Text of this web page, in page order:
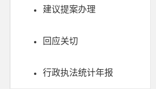
建议提案办理
回应关切
行政执法统计年报